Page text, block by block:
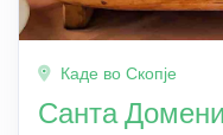
Каде во Скопје
Санта